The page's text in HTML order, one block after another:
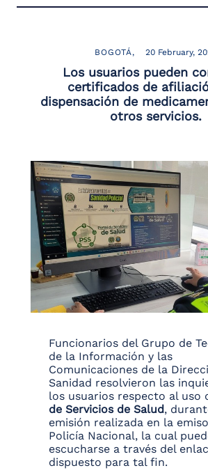
BOGOTÁ 20 February,
Los usuarios pueden
certificados de
dispensación de
otros servicios.
Funcionarios del Grupo de
de la Información y las
Comunicaciones de la
Sanidad resolvieron las
los usuarios respecto al uso
de Servicios de Salud,
emisión realizada en la
Policía Nacional, la cual
escucharse a través del
dispuesto para tal fin.